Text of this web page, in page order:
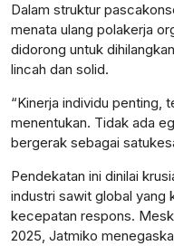
Dalam struktur
menata ulang polakerja
didorong untuk dihilangkan
lincah dan solid.
“Kinerja individu penting,
menentukan. Tidak ada
bergerak sebagai satu
Pendekatan ini dinilai
industri sawit global yang
kecepatan respons.
2025, Jatmiko